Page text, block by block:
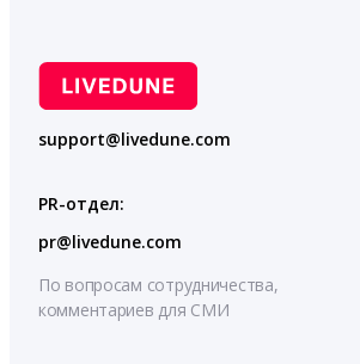
support@livedune.com
PR-отдел:
pr@livedune.com
По вопросам сотрудничества,
комментариев для СМИ